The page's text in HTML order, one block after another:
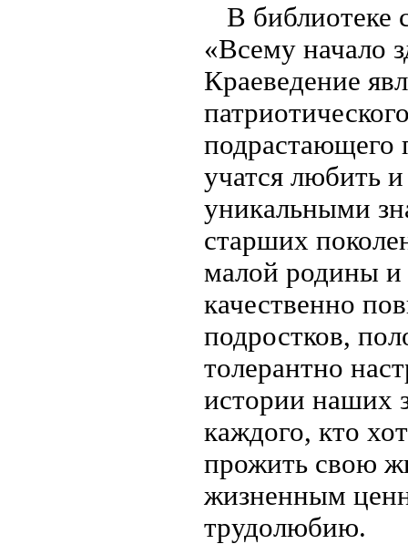
В библиотеке
«Всему начало
Краеведение
подрастающего
учатся любить
уникальными
старших
малой родины
качественно
подростков,
толерантно
истории наших
каждого, кто
прожить свою
жизненным
трудолюбию.